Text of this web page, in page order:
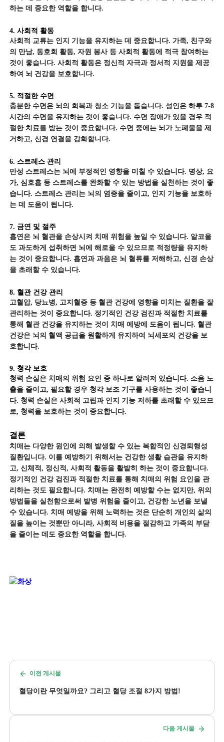
하는 데 중요한 역할을 합니다.
4. 사회적 활동
사회적 교류는 인지 기능을 유지하는 데 중요합니다. 가족, 친구와
의 만남, 동호회 활동, 자원 봉사 등 사회적 활동에 적극 참여하는
것이 좋습니다. 사회적 활동은 정신적 자극과 정서적 지원을 제공
하여 뇌 건강을 보호합니다.
5. 적절한 수면
충분한 수면은 뇌의 회복과 청소 기능을 돕습니다. 성인은 하루 7-8
시간의 수면을 유지하는 것이 좋습니다. 수면 장애가 있을 경우 적
절한 치료를 받는 것이 중요합니다. 수면 중에는 뇌가 노폐물을 제
거하고, 신경 연결을 강화합니다.
6. 스트레스 관리
만성 스트레스는 뇌에 부정적인 영향을 미칠 수 있습니다. 명상, 요
가, 심호흡 등 스트레스를 완화할 수 있는 방법을 실천하는 것이 좋
습니다. 스트레스 관리는 뇌의 염증을 줄이고, 인지 기능을 보호하
는 데 도움이 됩니다.
7. 금연 및 절주
흡연은 뇌 혈관을 손상시켜 치매 위험을 높일 수 있습니다. 알코올
도 과도하게 섭취하면 뇌에 해로울 수 있으므로 적정량을 유지하
는 것이 중요합니다. 흡연과 과음은 뇌 혈류를 저해하고, 신경 손상
을 초래할 수 있습니다.
8. 혈관 건강 관리
고혈압, 당뇨병, 고지혈증 등 혈관 건강에 영향을 미치는 질환을 잘
관리하는 것이 중요합니다. 정기적인 건강 검진과 적절한 치료를
통해 혈관 건강을 유지하는 것이 치매 예방에 도움이 됩니다. 혈관
건강은 뇌의 혈액 공급을 원활하게 유지하여 뇌세포의 건강을 보
호합니다.
9. 청각 보호
청력 손실은 치매의 위험 요인 중 하나로 알려져 있습니다. 소음 노
출을 줄이고, 필요할 경우 청각 보조 기구를 사용하는 것이 좋습니
다. 청력 손실은 사회적 고립과 인지 기능 저하를 초래할 수 있으므
로, 청력을 보호하는 것이 중요합니다.
결론
치매는 다양한 원인에 의해 발생할 수 있는 복합적인 신경퇴행성
질환입니다. 이를 예방하기 위해서는 건강한 생활 습관을 유지하
고, 신체적, 정신적, 사회적 활동을 활발히 하는 것이 중요합니다.
정기적인 건강 검진과 적절한 치료를 통해 치매의 위험 요인을 관
리하는 것도 필요합니다. 치매는 완전히 예방할 수는 없지만, 위의
방법들을 실천함으로써 발병 위험을 줄이고, 건강한 노년을 보낼
수 있습니다. 치매 예방을 위해 노력하는 것은 단순히 개인의 삶의
질을 높이는 것뿐만 아니라, 사회적 비용을 절감하고 가족의 부담
을 줄이는 데도 중요한 역할을 합니다.
이전 게시물
혈당이란 무엇일까요? 그리고 혈당 조절 8가지 방법!
다음 게시물